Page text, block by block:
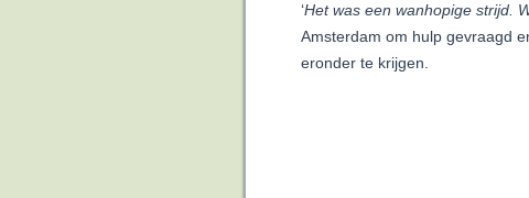
‘Het was een wanhopige strijd.
Amsterdam om hulp gevraagd
eronder te krijgen.